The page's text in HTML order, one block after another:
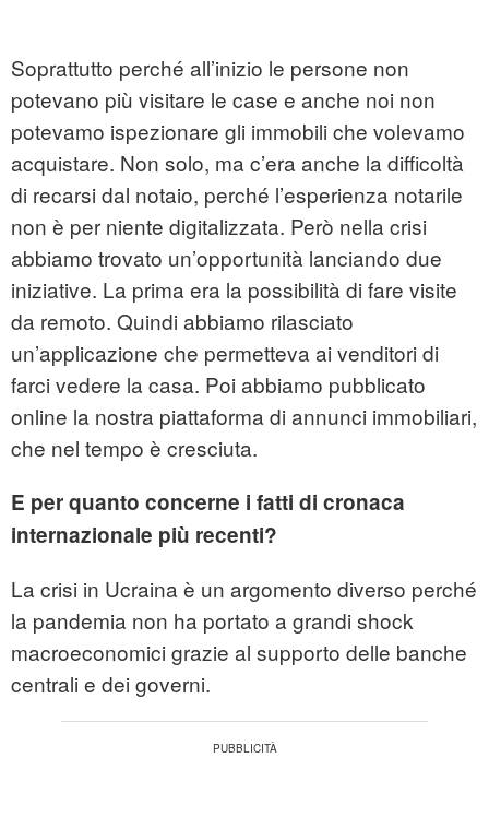
Soprattutto perché all’inizio le persone non
potevano più visitare le case e anche noi non
potevamo ispezionare gli immobili che volevamo
acquistare. Non solo, ma c’era anche la difficoltà
di recarsi dal notaio, perché l’esperienza notarile
non è per niente digitalizzata. Però nella crisi
abbiamo trovato un’opportunità lanciando due
iniziative. La prima era la possibilità di fare visite
da remoto. Quindi abbiamo rilasciato
un’applicazione che permetteva ai venditori di
farci vedere la casa. Poi abbiamo pubblicato
online la nostra piattaforma di annunci immobiliari,
che nel tempo è cresciuta.
E per quanto concerne i fatti di cronaca
internazionale più recenti?
La crisi in Ucraina è un argomento diverso perché
la pandemia non ha portato a grandi shock
macroeconomici grazie al supporto delle banche
centrali e dei governi.